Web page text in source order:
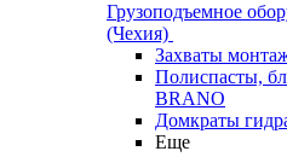
Грузоподъемное
(Чехия)
Захваты
Полиспасты,
BRANO
Домкраты
Еще